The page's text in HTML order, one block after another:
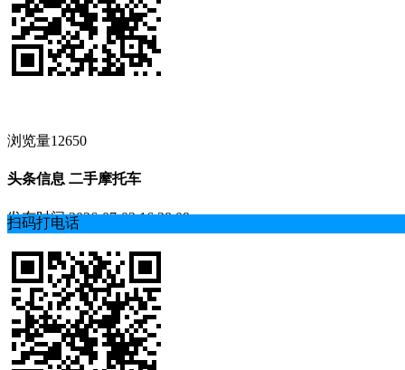
浏览量12650
头条信息 二手摩托车
发布时间2026-07-03 16:28:09
扫码打电话